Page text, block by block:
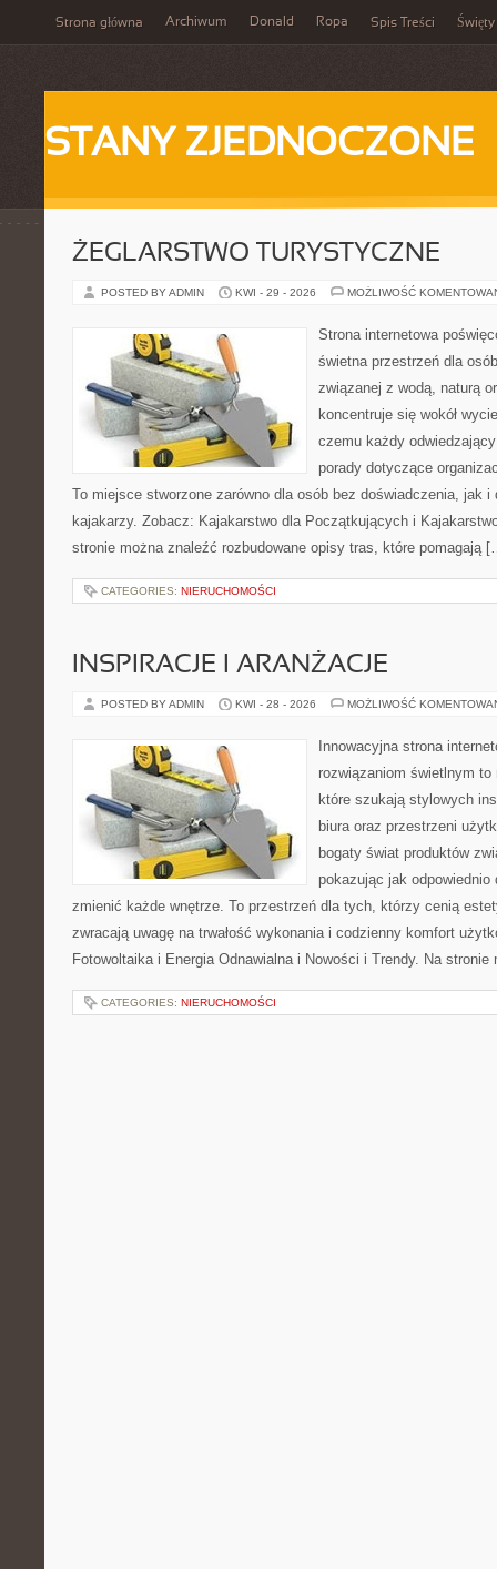
Strona główna Archiwum Donald Ropa Spis Treści Święty
STANY ZJEDNOCZONE
ŻEGLARSTWO TURYSTYCZNE
POSTED BY ADMIN KWI - 29 - 2026 MOŻLIWOŚĆ
Strona internetowa
świetna przestrzeń dla
związanej z wodą, naturą
koncentruje się wokół
czemu każdy
porady dotyczące
To miejsce stworzone zarówno dla osób bez doświadczenia, jak i
kajakarzy. Zobacz: Kajakarstwo dla Początkujących i
stronie można znaleźć rozbudowane opisy tras, które pomagają
CATEGORIES: NIERUCHOMOŚCI
INSPIRACJE I ARANŻACJE
POSTED BY ADMIN KWI - 28 - 2026 MOŻLIWOŚĆ
Innowacyjna strona
rozwiązaniom świetlnym
które szukają stylowych
biura oraz przestrzeni
bogaty świat produktów
pokazując jak odpowiednio
zmienić każde wnętrze. To przestrzeń dla tych, którzy cenią
zwracają uwagę na trwałość wykonania i codzienny komfort
Fotowoltaika i Energia Odnawialna i Nowości i Trendy. Na
CATEGORIES: NIERUCHOMOŚCI